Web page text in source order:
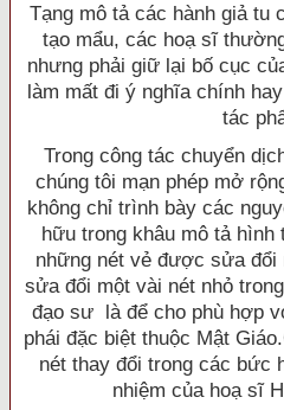
Tạng mô tả các hành giả tu
tạo mẩu, các hoạ sĩ
nhưng phải giữ lại bố cục
làm mất đi ý nghĩa chính
tác
Trong công tác chuyển
chúng tôi mạn phép mở
không chỉ trình bày các
hữu trong khâu mô tả
những nét vẻ được sửa
sửa đổi một vài nét nhỏ
đạo sư là để cho phù hợp
phái đặc biệt thuộc Mật
nét thay đổi trong các bức
nhiệm của hoạ sĩ